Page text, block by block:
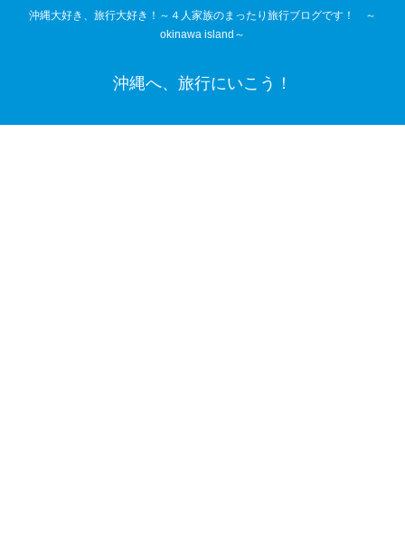
沖縄大好き、旅行大好き！～４人家族のまったり旅行ブログです！ ～
okinawa island～
沖縄へ、旅行にいこう！